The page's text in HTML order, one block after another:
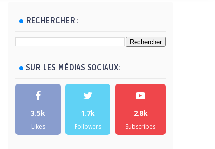
RECHERCHER :
SUR LES MÉDIAS SOCIAUX:
3.5k
Likes
1.7k
Followers
2.8k
Subscribes